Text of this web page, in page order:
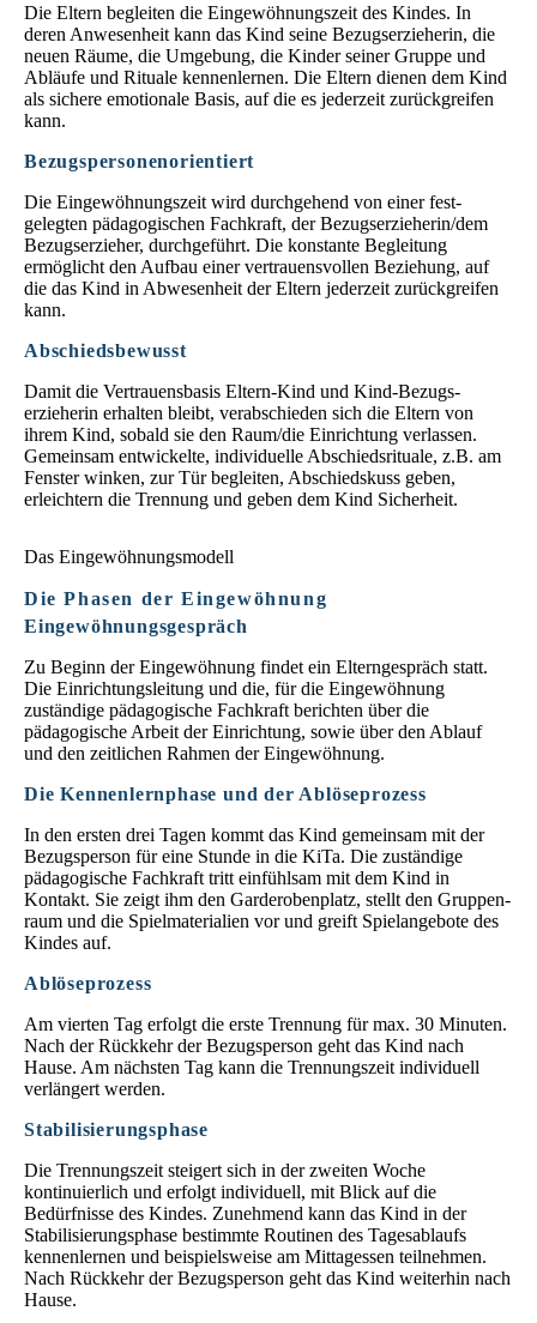
Die Eltern begleiten die Ein­ge­wöhnungs­zeit des Kindes. In
deren An­wesen­heit kann das Kind seine Bezugs­erzieherin, die
neuen Räume, die Umgebung, die Kinder seiner Gruppe und
Abläufe und Rituale kennenlernen. Die Eltern dienen dem Kind
als sichere emotionale Basis, auf die es jederzeit zurückgreifen
kann.
Bezugspersonenorientiert
Die Eingewöhnungszeit wird durch­gehend von einer fest­
gelegten pädagogischen Fachkraft, der Bezugs­erzieherin/dem
Bezugserzieher, durchgeführt. Die konstante Beglei­tung
ermöglicht den Auf­bau einer vertrauens­vollen Beziehung, auf
die das Kind in Abwesenheit der Eltern jederzeit zurückgreifen
kann.
Abschiedsbewusst
Damit die Vertrauensbasis Eltern-Kind und Kind-Bezugs­
erzieherin er­halten bleibt, verab­schieden sich die Eltern von
ihrem Kind, sobald sie den Raum/die Einrichtung verlassen.
Gemeinsam entwickelte, individuelle Abschieds­rituale, z.B. am
Fenster winken, zur Tür begleiten, Abschiedskuss geben,
erleichtern die Trennung und geben dem Kind Sicherheit.
Das Eingewöhnungsmodell
Die Phasen der Eingewöhnung
Eingewöhnungsgespräch
Zu Beginn der Eingewöhnung findet ein Elterngespräch statt.
Die Einrichtungsleitung und die, für die Eingewöhnung
zuständige pädagogische Fachkraft berichten über die
pädagogische Arbeit der Einrichtung, sowie über den Ablauf
und den zeitlichen Rahmen der Eingewöhnung.
Die Kennenlernphase und der Ablöseprozess
In den ersten drei Tagen kommt das Kind gemeinsam mit der
Bezugsperson für eine Stunde in die KiTa. Die zuständige
pädagogische Fachkraft tritt einfühlsam mit dem Kind in
Kontakt. Sie zeigt ihm den Garderoben­platz, stellt den Gruppen­
raum und die Spiel­materialien vor und greift Spiel­angebote des
Kindes auf.
Ablöseprozess
Am vierten Tag erfolgt die erste Trennung für max. 30 Minuten.
Nach der Rückkehr der Bezugs­person geht das Kind nach
Hause. Am nächsten Tag kann die Trennungszeit individuell
verlängert werden.
Stabilisierungsphase
Die Trennungszeit steigert sich in der zweiten Woche
kontinuierlich und erfolgt individuell, mit Blick auf die
Bedürfnisse des Kindes. Zunehmend kann das Kind in der
Stabilisierungsphase bestimmte Routinen des Tagesablaufs
kennenlernen und beispielsweise am Mittagessen teilnehmen.
Nach Rückkehr der Bezugsperson geht das Kind weiterhin nach
Hause.